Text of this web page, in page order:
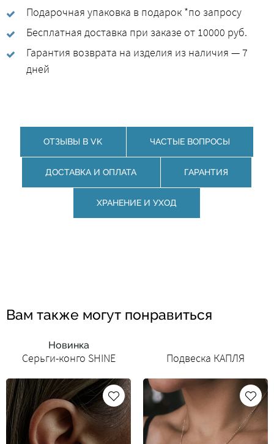
Подарочная упаковка в подарок *по запросу
Бесплатная доставка при заказе от 10000 руб.
Гарантия возврата на изделия из наличия — 7
дней
ОТЗЫВЫ В VK ЧАСТЫЕ ВОПРОСЫ
ДОСТАВКА И ОПЛАТА ГАРАНТИЯ
ХРАНЕНИЕ И УХОД
Вам также могут понравиться
Новинка
Серьги-конго SHINE Подвеска КАПЛЯ